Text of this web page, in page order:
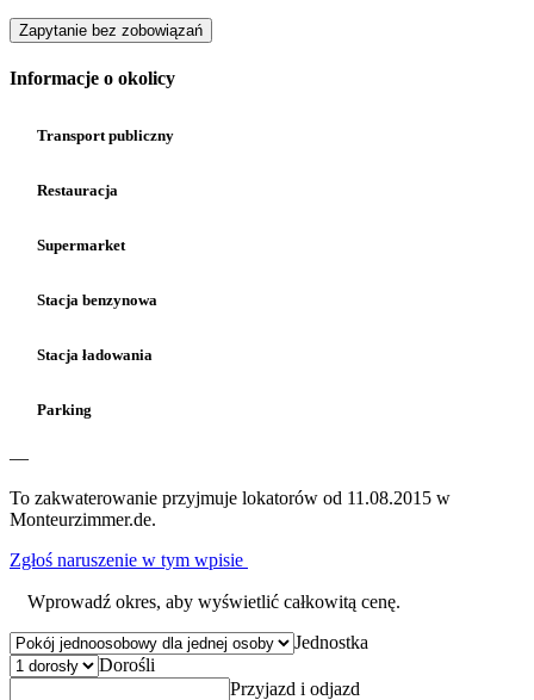
Zapytanie bez zobowiązań
Informacje o okolicy
Transport publiczny
Restauracja
Supermarket
Stacja benzynowa
Stacja ładowania
Parking
—
To zakwaterowanie przyjmuje lokatorów od 11.08.2015 w
Monteurzimmer.de.
Zgłoś naruszenie w tym wpisie
Wprowadź okres, aby wyświetlić całkowitą cenę.
Jednostka
Dorośli
Przyjazd i odjazd